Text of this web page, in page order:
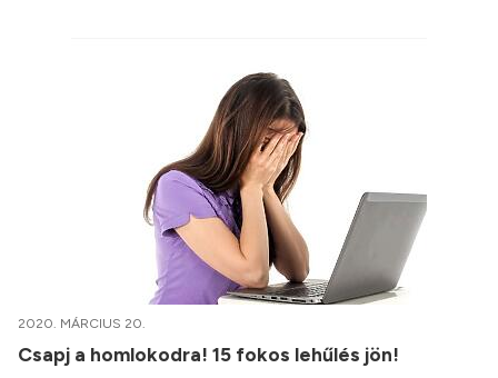
2020. MÁRCIUS 20.
Csapj a homlokodra! 15 fokos lehűlés jön!